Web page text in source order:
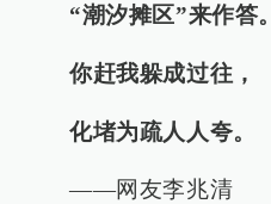
“潮汐摊区”来作答。
你赶我躲成过往，
化堵为疏人人夸。
——网友李兆清